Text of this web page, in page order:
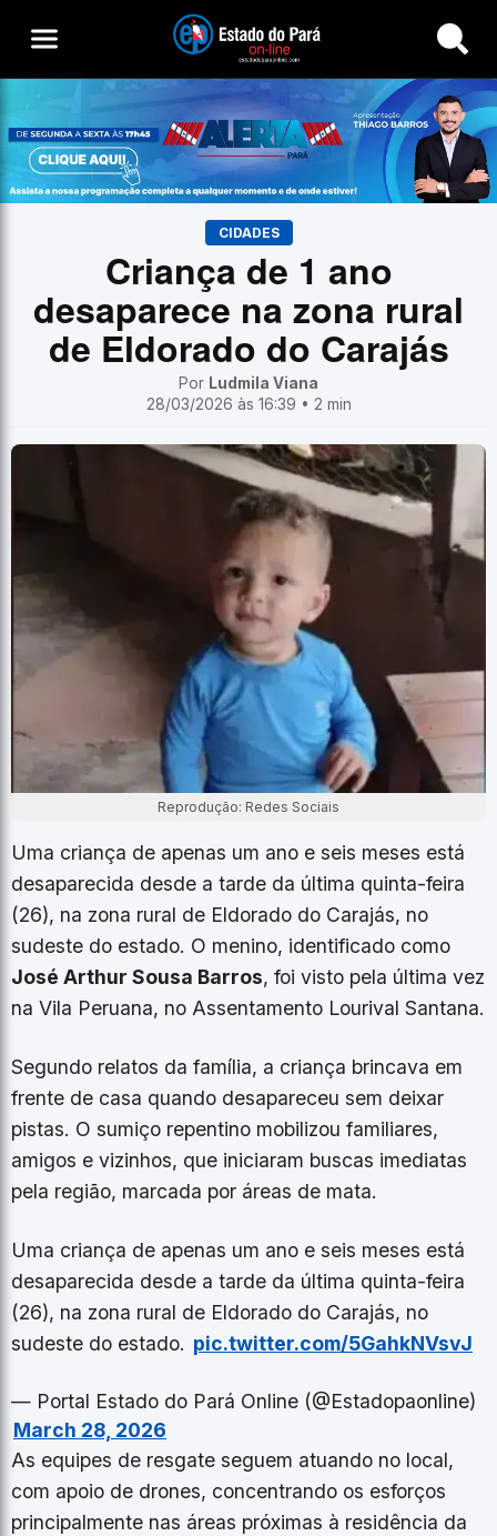
Buscar
CIDADES
Criança de 1 ano
desaparece na zona rural
de Eldorado do Carajás
Por Ludmila Viana
28/03/2026 às 16:39 • 2 min
Reprodução: Redes Sociais
Uma criança de apenas um ano e seis meses está
desaparecida desde a tarde da última quinta-feira
(26), na zona rural de Eldorado do Carajás, no
sudeste do estado. O menino, identificado como
José Arthur Sousa Barros, foi visto pela última vez
na Vila Peruana, no Assentamento Lourival Santana.
Segundo relatos da família, a criança brincava em
frente de casa quando desapareceu sem deixar
pistas. O sumiço repentino mobilizou familiares,
amigos e vizinhos, que iniciaram buscas imediatas
pela região, marcada por áreas de mata.
Uma criança de apenas um ano e seis meses está
desaparecida desde a tarde da última quinta-feira
(26), na zona rural de Eldorado do Carajás, no
sudeste do estado. pic.twitter.com/5GahkNVsvJ
— Portal Estado do Pará Online (@Estadopaonline)
March 28, 2026
As equipes de resgate seguem atuando no local,
com apoio de drones, concentrando os esforços
principalmente nas áreas próximas à residência da